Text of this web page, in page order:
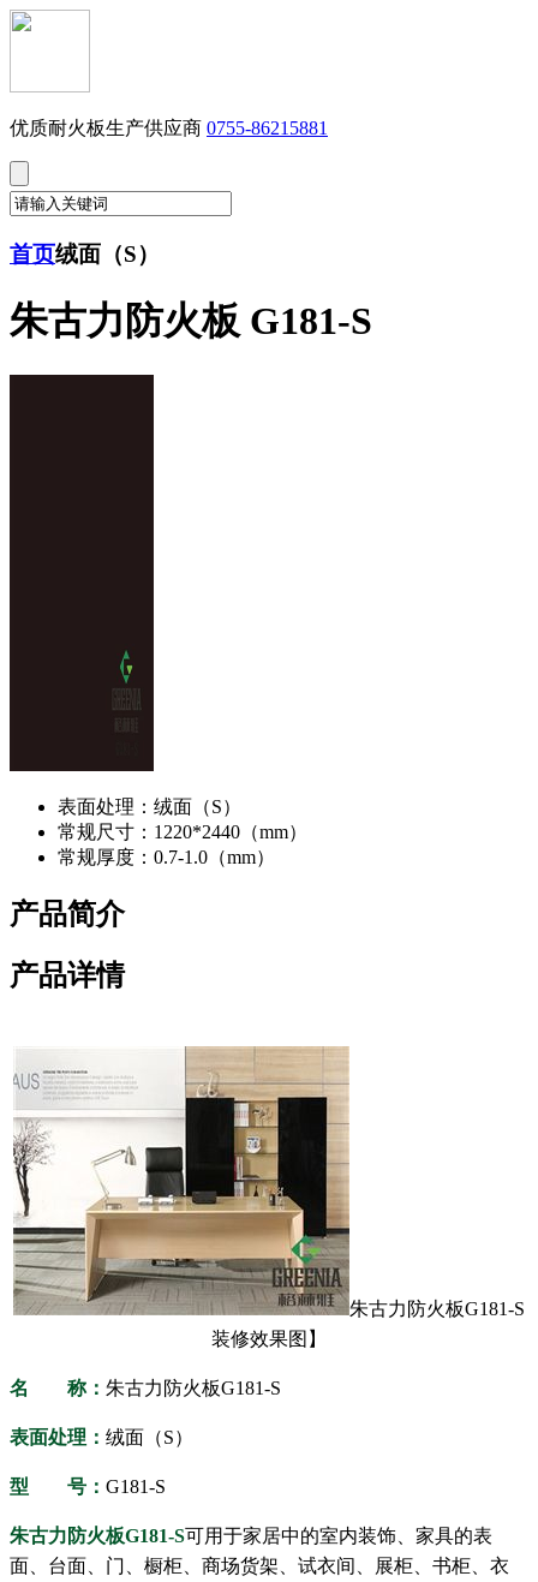
优质耐火板生产供应商 0755-86215881
首页绒面（S）
朱古力防火板 G181-S
表面处理： 绒面（S）
常规尺寸： 1220*2440（mm）
常规厚度： 0.7-1.0（mm）
产品简介
产品详情
朱古力防火板G181-S
装修效果图】
名 称： 朱古力防火板G181-S
表面处理： 绒面（S）
型 号： G181-S
朱古力防火板G181-S可用于家居中的室内装饰、家具的表
面、台面、门、橱柜、商场货架、试衣间、展柜、书柜、衣